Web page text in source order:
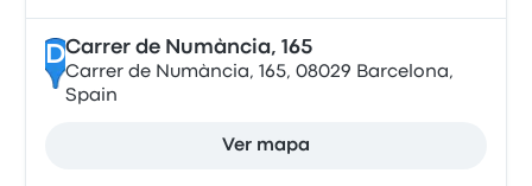
DCarrer de Numància, 165
Carrer de Numància, 165, 08029 Barcelona,
Spain
Ver mapa